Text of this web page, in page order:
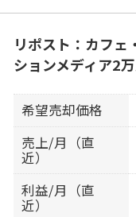
リポスト：カフェ
ションメディア2
希望売却価格
売上/月（直
近）
利益/月（直
近）